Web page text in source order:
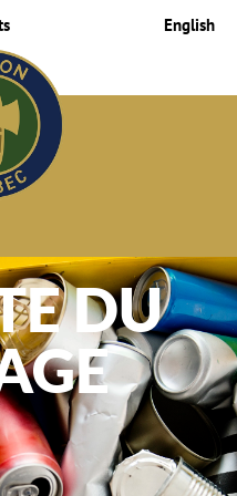
English
DU